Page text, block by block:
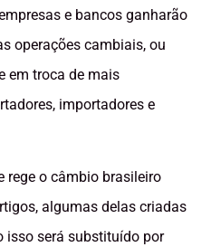
e bancos ganharão
operações cambiais, ou
em troca de mais
importadores e
rege o câmbio brasileiro
algumas delas criadas
isso será substituído por